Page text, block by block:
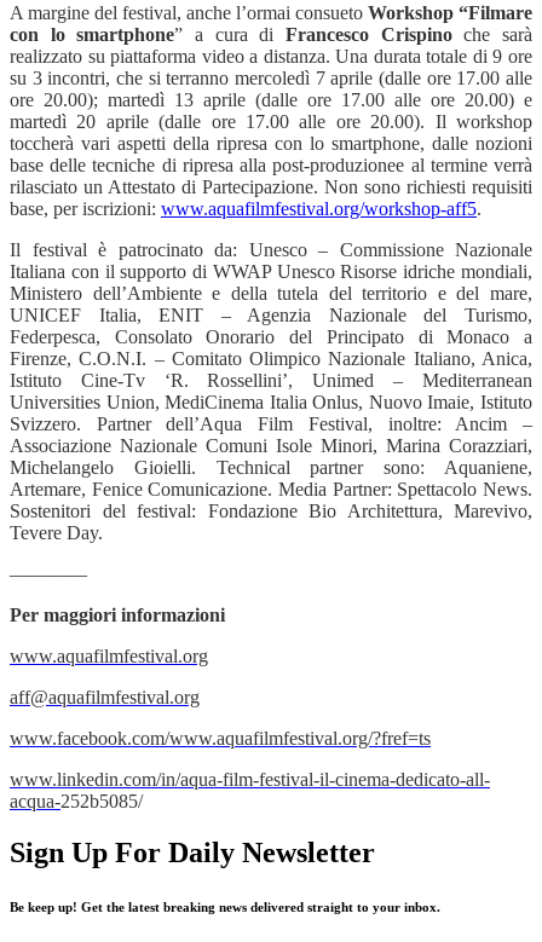
A margine del festival, anche l’ormai consueto Workshop “Filmare
con lo smartphone” a cura diFrancesco Crispinoche sarà
realizzato su piattaforma video a distanza. Una durata totale di 9 ore
su 3 incontri, che si terranno mercoledì 7 aprile (dalle ore 17.00 alle
ore 20.00); martedì 13 aprile (dalle ore 17.00 alle ore 20.00) e
martedì 20 aprile (dalle ore 17.00 alle ore 20.00). Il workshop
toccherà vari aspetti della ripresa con lo smartphone, dalle nozioni
base delle tecniche di ripresa alla post-produzionee al termine verrà
rilasciato un Attestato di Partecipazione. Non sono richiesti requisiti
base, per iscrizioni: www.aquafilmfestival.org/workshop-aff5.
Il festival è patrocinato da: Unesco – Commissione Nazionale
Italiana con il supporto di WWAP Unesco Risorse idriche mondiali,
Ministero dell’Ambiente e della tutela del territorio e del mare,
UNICEF Italia, ENIT – Agenzia Nazionale del Turismo,
Federpesca, Consolato Onorario del Principato di Monaco a
Firenze, C.O.N.I. – Comitato Olimpico Nazionale Italiano, Anica,
Istituto Cine-Tv ‘R. Rossellini’, Unimed – Mediterranean
Universities Union, MediCinema ItaliaOnlus, Nuovo Imaie, Istituto
Svizzero. Partner dell’Aqua Film Festival, inoltre: Ancim –
Associazione Nazionale Comuni Isole Minori, Marina Corazziari,
Michelangelo Gioielli. Technical partner sono: Aquaniene,
Artemare, Fenice Comunicazione. Media Partner: Spettacolo News.
Sostenitori del festival: Fondazione Bio Architettura, Marevivo,
Tevere Day.
————
Per maggiori informazioni
www.aquafilmfestival.org
aff@aquafilmfestival.org
www.facebook.com/www.aquafilmfestival.org/?fref=ts
www.linkedin.com/in/aqua-film-festival-il-cinema-dedicato-all-
acqua-252b5085/
Sign Up For Daily Newsletter
Be keep up! Get the latest breaking news delivered straight to your inbox.